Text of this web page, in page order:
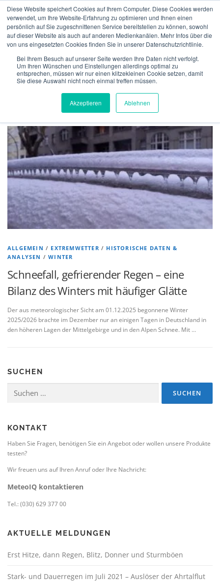
Diese Website speichert Cookies auf Ihrem Computer. Diese Cookies werden
verwendet, um Ihre Website-Erfahrung zu optimieren und Ihnen einen
persönlich auf Sie zugeschnittenen Service bereitstellen zu können, sowohl
auf dieser Website als auch auf anderen Medienkanälen. Mehr Infos über die
von uns eingesetzten Cookies finden Sie in unserer Datenschutzrichtlinie.
Bei Ihrem Besuch auf unserer Seite werden Ihre Daten nicht verfolgt.
Um Ihren Wünschen und Einstellungen allerdings optimal zu
entsprechen, müssen wir nur einen klitzekleinen Cookie setzen, damit
Sie diese Auswahl nicht noch einmal treffen müssen.
Akzeptieren Ablehnen
Inhalt
springen
ÜBER UNS VERSICHERUNGEN VERIFIKATION
TECHNOLGIE TEAM NEWS KONTAKT
DEUTSCH
MONAT:MÄRZ 2026
Neuigkeiten >2026 >März
ALLGEMEIN / EXTREMWETTER / HISTORISCHE DATEN &
ANALYSEN /WINTER
Schneefall, gefrierender Regen – eine
Bilanz des Winters mit häufiger Glätte
Der aus meteorologischer Sicht am 01.12.2025 begonnene Winter
2025/2026 brachte im Dezember nur an einigen Tagen in Deutschland in
den höheren Lagen der Mittelgebirge und in den Alpen Schnee. Mit …
SUCHEN
nach:
KONTAKT
Haben Sie Fragen, benötigen Sie ein Angebot oder wollen unsere Produkte
testen?
Wir freuen uns auf Ihren Anruf oder Ihre Nachricht:
MeteoIQ kontaktieren
Tel.: (030) 629 377 00
AKTUELLE MELDUNGEN
Erst Hitze, dann Regen, Blitz, Donner und Sturmböen
Stark- und Dauerregen im Juli 2021 – Auslöser der Ahrtalflut